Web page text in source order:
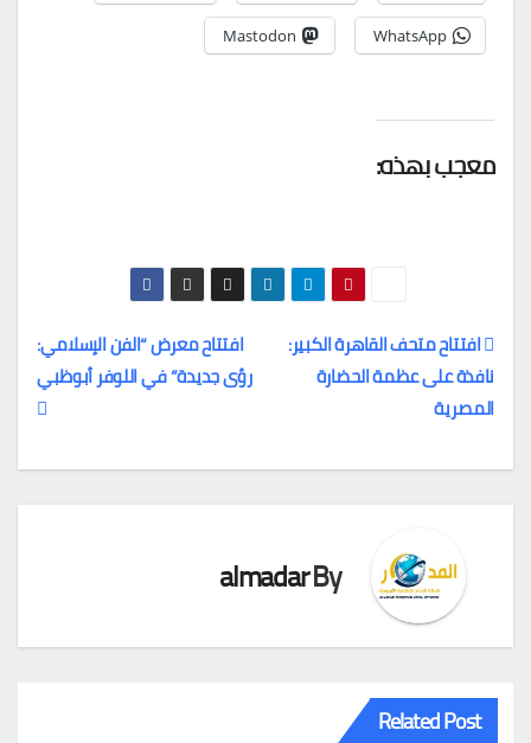
WhatsApp
Mastodon
معجب بهذه:
تصفّح
المقالات
افتتاح معرض “الفن الإسلامي:
رؤى جديدة” في اللوفر أبوظبي
افتتاح متحف القاهرة الكبير:
نافذة على عظمة الحضارة
المصرية
By
almadar
Related Post